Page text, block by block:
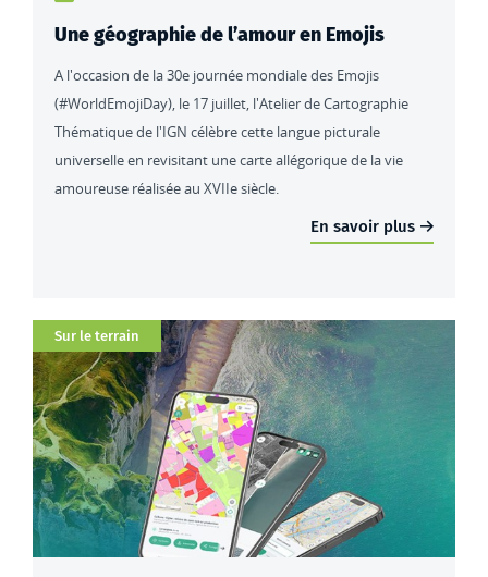
Une géographie de l’amour en Emojis
A l'occasion de la 30e journée mondiale des Emojis
(#WorldEmojiDay), le 17 juillet, l'Atelier de Cartographie
Thématique de l'IGN célèbre cette langue picturale
universelle en revisitant une carte allégorique de la vie
amoureuse réalisée au XVIIe siècle.
En savoir plus
Catégorie
Sur le terrain